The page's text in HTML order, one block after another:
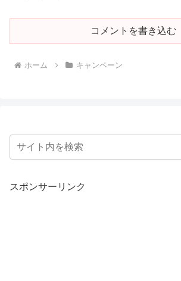
コメントを書き込む
ホーム キャンペーン
スポンサーリンク